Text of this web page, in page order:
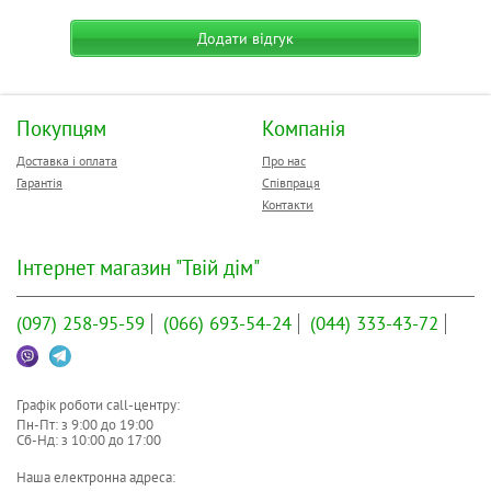
Класичні
Призначення:
для комп'ютера
Інтерфейс підключення:
USB
Тип датчика:
оптичний
Роздільна здатність (max):
програмовані кнопки
Розміри:
115 x 59 x 36 мм
Колір:
чорний
Також шукають:
у Львові
Додати відгук
Покупцям
Доставка і оплата
Гарантія
Компанія
Про нас
Співпраця
Контакти
Інтернет магазин "Твій дім"
(097) 258-95-59 (066) 693-54-24 (044) 333-43-72
Графік роботи call-центру:
Пн-Пт: з 9:00до 19:00
Сб-Нд: з 10:00до 17:00
Наша електронна адреса: